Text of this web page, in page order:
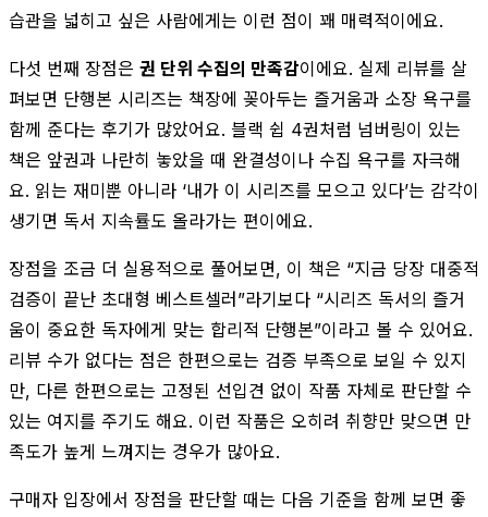
습관을 넓히고 싶은 사람에게는 이런 점이 꽤 매력적이에요.
다섯 번째 장점은 권 단위 수집의 만족감이에요. 실제 리뷰를 살
펴보면 단행본 시리즈는 책장에 꽂아두는 즐거움과 소장 욕구를
함께 준다는 후기가 많았어요. 블랙 쉽 4권처럼 넘버링이 있는
책은 앞권과 나란히 놓았을 때 완결성이나 수집 욕구를 자극해
요. 읽는 재미뿐 아니라 ‘내가 이 시리즈를 모으고 있다’는 감각이
생기면 독서 지속률도 올라가는 편이에요.
장점을 조금 더 실용적으로 풀어보면, 이 책은 “지금 당장 대중적
검증이 끝난 초대형 베스트셀러”라기보다 “시리즈 독서의 즐거
움이 중요한 독자에게 맞는 합리적 단행본”이라고 볼 수 있어요.
리뷰 수가 없다는 점은 한편으로는 검증 부족으로 보일 수 있지
만, 다른 한편으로는 고정된 선입견 없이 작품 자체로 판단할 수
있는 여지를 주기도 해요. 이런 작품은 오히려 취향만 맞으면 만
족도가 높게 느껴지는 경우가 많아요.
구매자 입장에서 장점을 판단할 때는 다음 기준을 함께 보면 좋